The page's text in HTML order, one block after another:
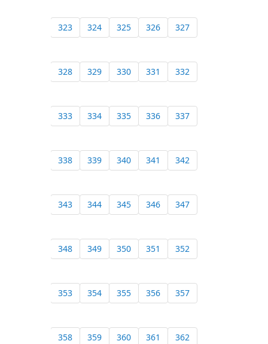
323 324 325 326 327
328 329 330 331 332
333 334 335 336 337
338 339 340 341 342
343 344 345 346 347
348 349 350 351 352
353 354 355 356 357
358 359 360 361 362